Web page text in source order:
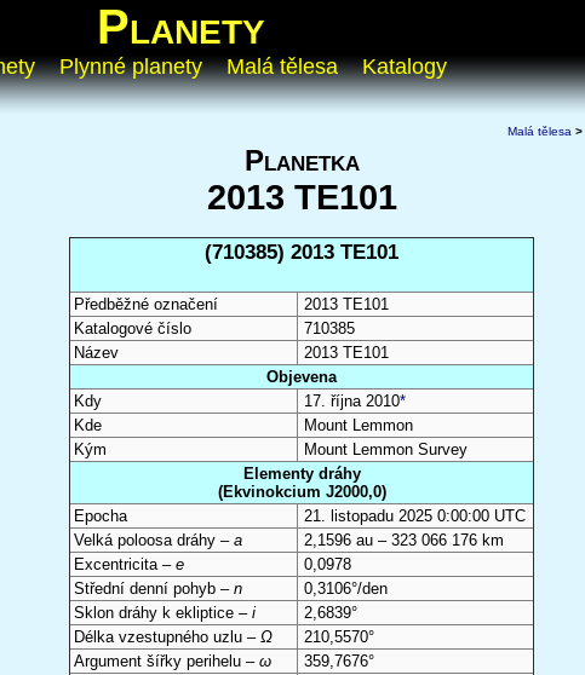
Planety
Plynné planety Malá tělesa Katalogy
Malá tělesa >
Planetka
2013 TE101
(710385) 2013 TE101
Předběžné označení
2013 TE101
Katalogové číslo
710385
Název
2013 TE101
Objevena
Kdy
17. října 2010*
Kde
Mount Lemmon
Kým
Mount Lemmon Survey
Elementy dráhy
(Ekvinokcium J2000,0)
Epocha
21. listopadu 2025 0:00:00 UTC
Velká poloosa dráhy – a
2,1596 au – 323 066 176 km
Excentricita – e
0,0978
Střední denní pohyb – n
0,3106°/den
Sklon dráhy k ekliptice – i
2,6839°
Délka vzestupného uzlu – Ω
210,5570°
Argument šířky perihelu – ω
359,7676°